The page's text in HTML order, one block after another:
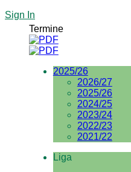
Sign In
Termine
2025/26
2026/27
2025/26
2024/25
2023/24
2022/23
2021/22
Liga